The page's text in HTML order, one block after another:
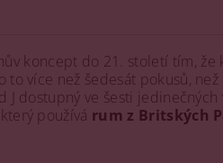
koncept do 21. století tím, že
více než šedesát pokusů,
dostupný ve šesti
používá rum z Britských